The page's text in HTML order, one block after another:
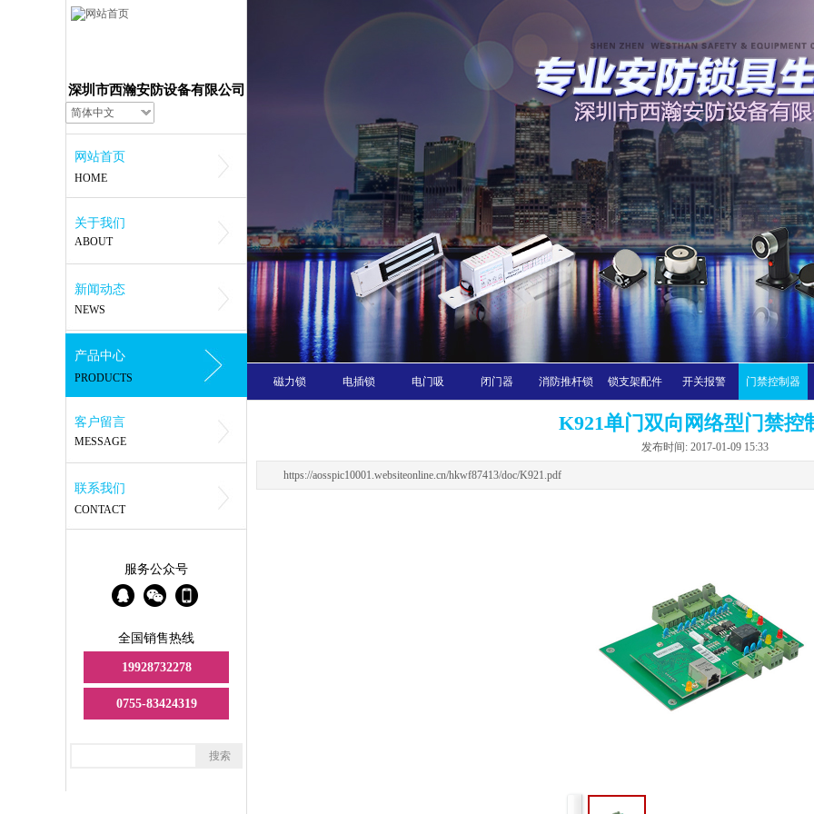
PRODUCTS
全国销售热线
NEWS
ABOUT
HOME
网站首页
关于我们
新闻动态
产品中心
客户留言
联系我们
MESSAGE
CONTACT
搜索
0755-83424319
服务公众号
19928732278
深圳市西瀚安防设备有限公司
简体中文
磁力锁 电插锁 电门吸 闭门器 消防推杆锁 锁支架配件 开关报警 门禁控制器
K921单门双向网络型门禁控
发布时间: 2017-01-09 15:33
https://aosspic10001.websiteonline.cn/hkwf87413/doc/K921.pdf